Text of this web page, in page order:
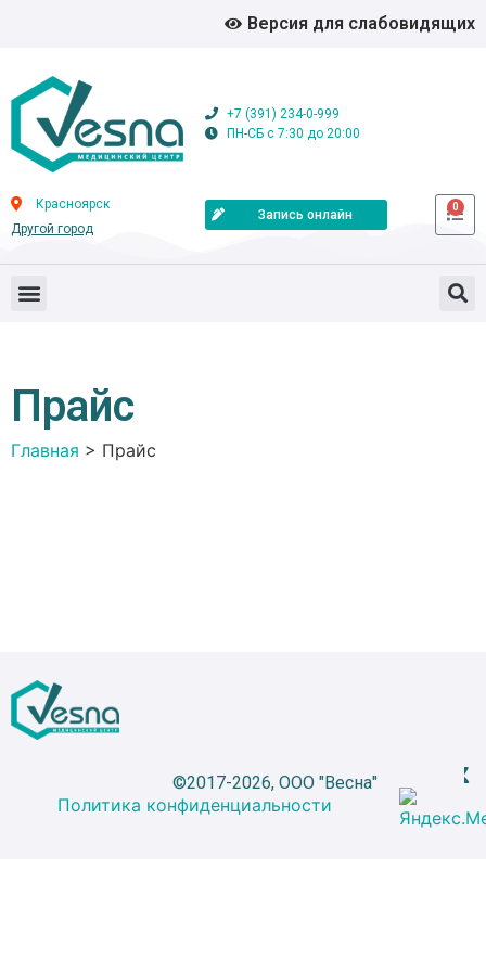
Версия для слабовидящих
+7 (391) 234-0-999
ПН-СБ с 7:30 до 20:00
Красноярск
Другой город
Запись онлайн
0
Прайс
Главная > Прайс
©2017-2026, ООО "Весна"
Политика конфиденциальности